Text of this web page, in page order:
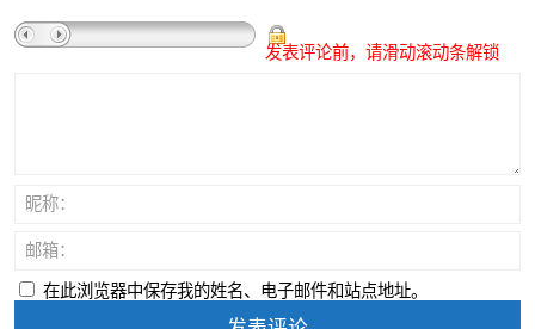
发表评论前，请滑动滚动条解锁
昵称：
邮箱：
在此浏览器中保存我的姓名、电子邮件和站点地址。